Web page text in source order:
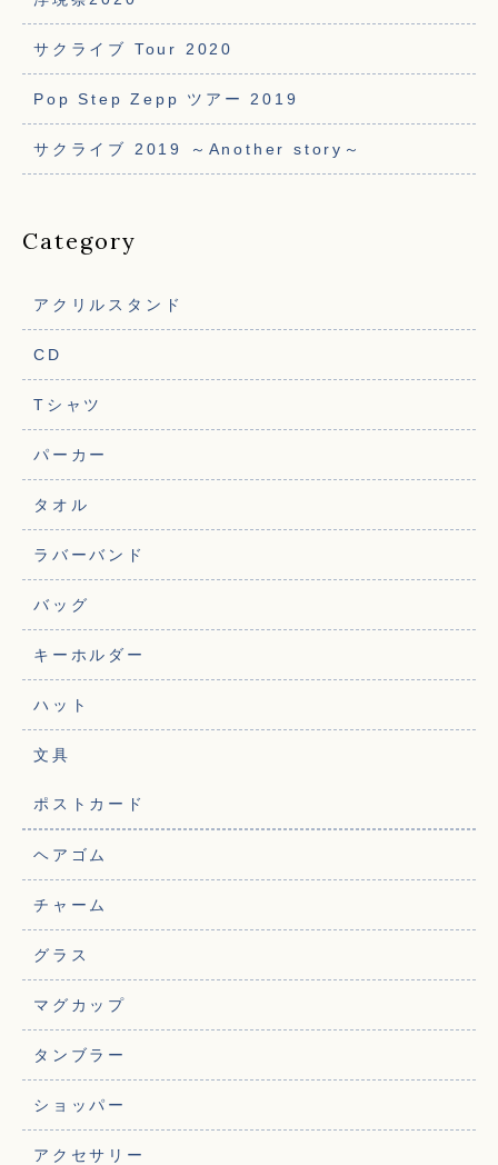
サクライブ Tour 2020
Pop Step Zepp ツアー 2019
サクライブ 2019 ～Another story～
Category
アクリルスタンド
CD
Tシャツ
パーカー
タオル
ラバーバンド
バッグ
キーホルダー
ハット
文具
ポストカード
ヘアゴム
チャーム
グラス
マグカップ
タンブラー
ショッパー
アクセサリー